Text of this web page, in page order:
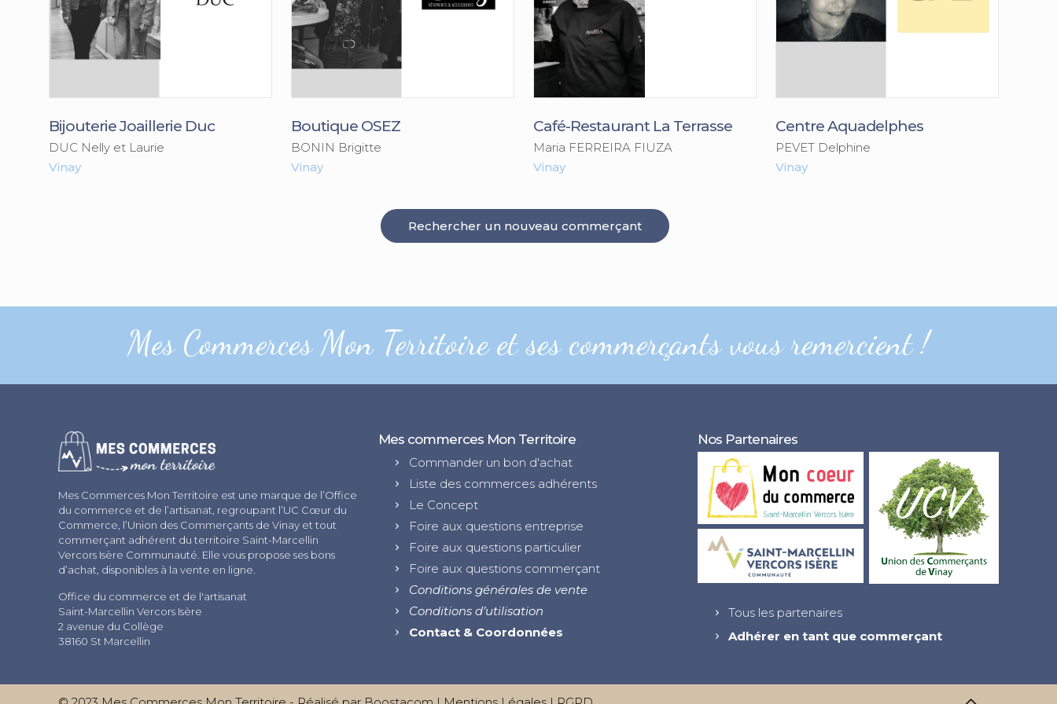
Bijouterie Joaillerie Duc
DUC Nelly et Laurie
Vinay
Boutique OSEZ
BONIN Brigitte
Vinay
Café-Restaurant La Terrasse
Maria FERREIRA FIUZA
Vinay
Centre Aquadelphes
PEVET Delphine
Vinay
Rechercher un nouveau commerçant
Mes Commerces Mon Territoire et ses commerçants vous remercient !
Mes Commerces Mon Territoire est une marque de l’Office
du commerce et de l’artisanat, regroupant l’UC Cœur du
Commerce, l’Union des Commerçants de Vinay et tout
commerçant adhérent du territoire Saint-Marcellin
Vercors Isère Communauté. Elle vous propose ses bons
d’achat, disponibles à la vente en ligne.
Office du commerce et de l'artisanat
Saint-Marcellin Vercors Isère
2 avenue du Collège
38160 St Marcellin
Mes commerces Mon Territoire
Commander un bon d'achat
Liste des commerces adhérents
Le Concept
Foire aux questions entreprise
Foire aux questions particulier
Foire aux questions commerçant
Conditions générales de vente
Conditions d’utilisation
Contact & Coordonnées
Nos Partenaires
Tous les partenaires
Adhérer en tant que commerçant